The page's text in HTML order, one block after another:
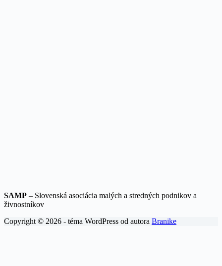
SAMP – Slovenská asociácia malých a stredných podnikov a
živnostníkov
Copyright © 2026 - téma WordPress od autora Branike